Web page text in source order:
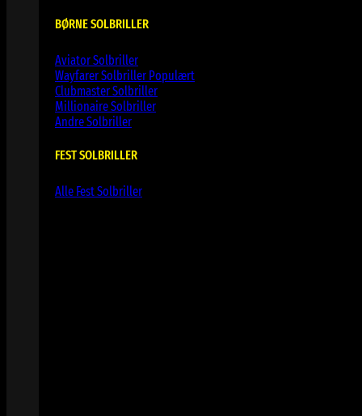
BØRNE SOLBRILLER
Aviator Solbriller
Wayfarer Solbriller
Clubmaster Solbriller
Millionaire Solbriller
Andre Solbriller
FEST SOLBRILLER
Alle Fest Solbriller